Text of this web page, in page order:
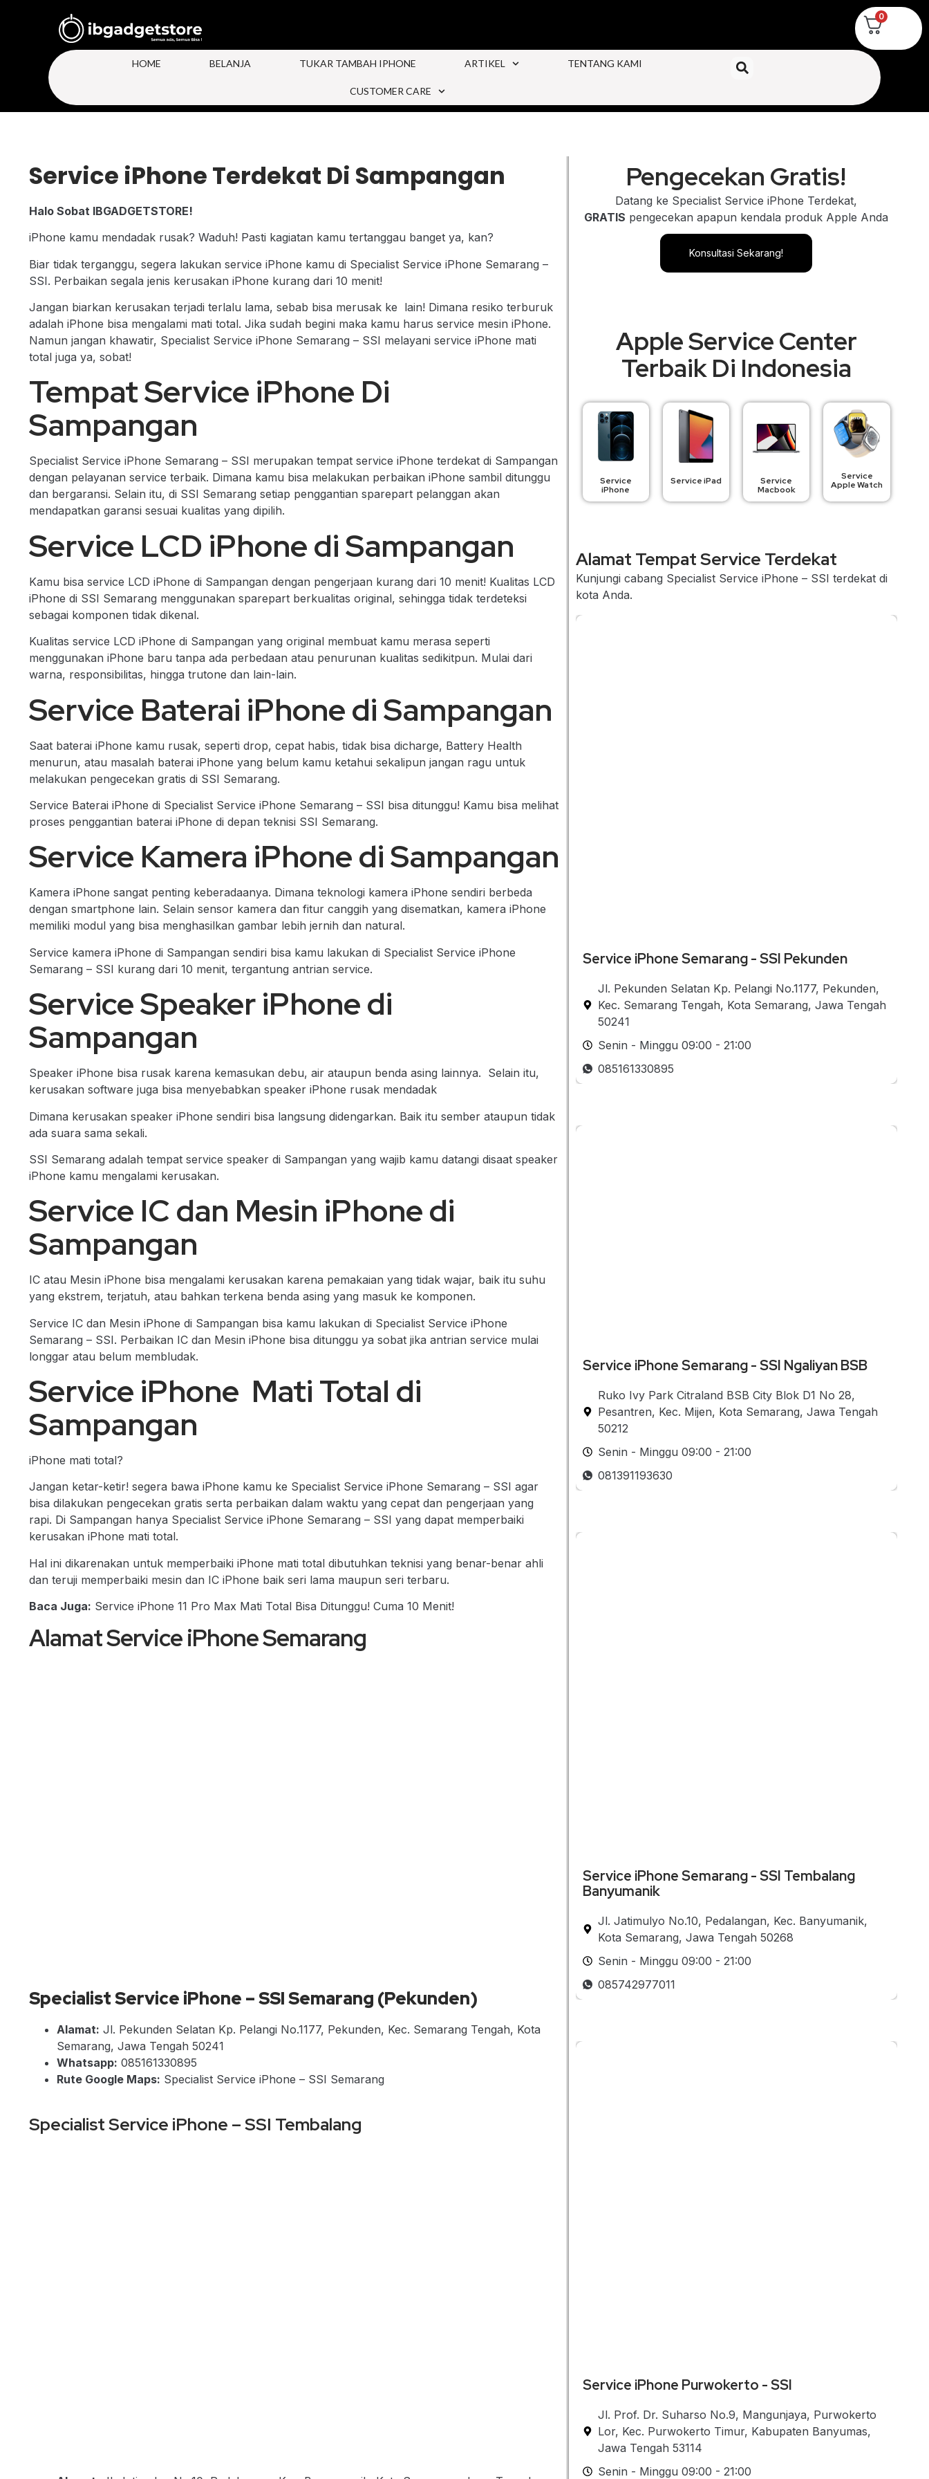
0
HOME BELANJA TUKAR TAMBAH IPHONE ARTIKEL TENTANG KAMI
CUSTOMER CARE
Service iPhone Terdekat Di Sampangan
Halo Sobat IBGADGETSTORE!
iPhone kamu mendadak rusak? Waduh! Pasti kagiatan kamu tertanggau banget ya, kan?
Biar tidak terganggu, segera lakukan service iPhone kamu di Specialist Service iPhone Semarang –
SSI. Perbaikan segala jenis kerusakan iPhone kurang dari 10 menit!
Jangan biarkan kerusakan terjadi terlalu lama, sebab bisa merusak ke lain! Dimana resiko terburuk
adalah iPhone bisa mengalami mati total. Jika sudah begini maka kamu harus service mesin iPhone.
Namun jangan khawatir, Specialist Service iPhone Semarang – SSI melayani service iPhone mati
total juga ya, sobat!
Tempat Service iPhone Di
Sampangan
Specialist Service iPhone Semarang – SSI merupakan tempat service iPhone terdekat di Sampangan
dengan pelayanan service terbaik. Dimana kamu bisa melakukan perbaikan iPhone sambil ditunggu
dan bergaransi. Selain itu, di SSI Semarang setiap penggantian sparepart pelanggan akan
mendapatkan garansi sesuai kualitas yang dipilih.
Service LCD iPhone di Sampangan
Kamu bisa service LCD iPhone di Sampangan dengan pengerjaan kurang dari 10 menit! Kualitas LCD
iPhone di SSI Semarang menggunakan sparepart berkualitas original, sehingga tidak terdeteksi
sebagai komponen tidak dikenal.
Kualitas service LCD iPhone di Sampangan yang original membuat kamu merasa seperti
menggunakan iPhone baru tanpa ada perbedaan atau penurunan kualitas sedikitpun. Mulai dari
warna, responsibilitas, hingga trutone dan lain-lain.
Service Baterai iPhone di Sampangan
Saat baterai iPhone kamu rusak, seperti drop, cepat habis, tidak bisa dicharge, Battery Health
menurun, atau masalah baterai iPhone yang belum kamu ketahui sekalipun jangan ragu untuk
melakukan pengecekan gratis di SSI Semarang.
Service Baterai iPhone di Specialist Service iPhone Semarang – SSI bisa ditunggu! Kamu bisa melihat
proses penggantian baterai iPhone di depan teknisi SSI Semarang.
Service Kamera iPhone di Sampangan
Kamera iPhone sangat penting keberadaanya. Dimana teknologi kamera iPhone sendiri berbeda
dengan smartphone lain. Selain sensor kamera dan fitur canggih yang disematkan, kamera iPhone
memiliki modul yang bisa menghasilkan gambar lebih jernih dan natural.
Service kamera iPhone di Sampangan sendiri bisa kamu lakukan di Specialist Service iPhone
Semarang – SSI kurang dari 10 menit, tergantung antrian service.
Service Speaker iPhone di
Sampangan
Speaker iPhone bisa rusak karena kemasukan debu, air ataupun benda asing lainnya. Selain itu,
kerusakan software juga bisa menyebabkan speaker iPhone rusak mendadak
Dimana kerusakan speaker iPhone sendiri bisa langsung didengarkan. Baik itu sember ataupun tidak
ada suara sama sekali.
SSI Semarang adalah tempat service speaker di Sampangan yang wajib kamu datangi disaat speaker
iPhone kamu mengalami kerusakan.
Service IC dan Mesin iPhone di
Sampangan
IC atau Mesin iPhone bisa mengalami kerusakan karena pemakaian yang tidak wajar, baik itu suhu
yang ekstrem, terjatuh, atau bahkan terkena benda asing yang masuk ke komponen.
Service IC dan Mesin iPhone di Sampangan bisa kamu lakukan di Specialist Service iPhone
Semarang – SSI. Perbaikan IC dan Mesin iPhone bisa ditunggu ya sobat jika antrian service mulai
longgar atau belum membludak.
Service iPhone Mati Total di
Sampangan
iPhone mati total?
Jangan ketar-ketir! segera bawa iPhone kamu ke Specialist Service iPhone Semarang – SSI agar
bisa dilakukan pengecekan gratis serta perbaikan dalam waktu yang cepat dan pengerjaan yang
rapi. Di Sampangan hanya Specialist Service iPhone Semarang – SSI yang dapat memperbaiki
kerusakan iPhone mati total.
Hal ini dikarenakan untuk memperbaiki iPhone mati total dibutuhkan teknisi yang benar-benar ahli
dan teruji memperbaiki mesin dan IC iPhone baik seri lama maupun seri terbaru.
Baca Juga: Service iPhone 11 Pro Max Mati Total Bisa Ditunggu! Cuma 10 Menit!
Alamat Service iPhone Semarang
Specialist Service iPhone – SSI Semarang (Pekunden)
Alamat: Jl. Pekunden Selatan Kp. Pelangi No.1177, Pekunden, Kec. Semarang Tengah, Kota
Semarang, Jawa Tengah 50241
Whatsapp: 085161330895
Rute Google Maps: Specialist Service iPhone – SSI Semarang
Specialist Service iPhone – SSI Tembalang
Pengecekan Gratis!
Datang ke Specialist Service iPhone Terdekat,
GRATIS pengecekan apapun kendala produk Apple Anda
Konsultasi Sekarang!
Apple Service Center
Terbaik Di Indonesia
Service
iPhone
Service iPad
Service
Macbook
Service
Apple Watch
Alamat Tempat Service Terdekat
Kunjungi cabang Specialist Service iPhone – SSI terdekat di
kota Anda.
Service iPhone Semarang - SSI Pekunden
Jl. Pekunden Selatan Kp. Pelangi No.1177, Pekunden,
Kec. Semarang Tengah, Kota Semarang, Jawa Tengah
50241
Senin - Minggu 09:00 - 21:00
085161330895
Service iPhone Semarang - SSI Ngaliyan BSB
Ruko Ivy Park Citraland BSB City Blok D1 No 28,
Pesantren, Kec. Mijen, Kota Semarang, Jawa Tengah
50212
Senin - Minggu 09:00 - 21:00
081391193630
Service iPhone Semarang - SSI Tembalang
Banyumanik
Jl. Jatimulyo No.10, Pedalangan, Kec. Banyumanik,
Kota Semarang, Jawa Tengah 50268
Senin - Minggu 09:00 - 21:00
085742977011
Service iPhone Purwokerto - SSI
Jl. Prof. Dr. Suharso No.9, Mangunjaya, Purwokerto
Lor, Kec. Purwokerto Timur, Kabupaten Banyumas,
Jawa Tengah 53114
Senin - Minggu 09:00 - 21:00